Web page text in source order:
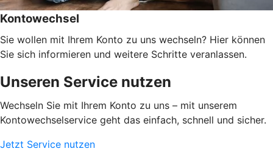
Kontowechsel
Sie wollen mit Ihrem Konto zu uns wechseln? Hier können
Sie sich informieren und weitere Schritte veranlassen.
Unseren Service nutzen
Wechseln Sie mit Ihrem Konto zu uns – mit unserem
Kontowechselservice geht das einfach, schnell und sicher.
Jetzt Service nutzen